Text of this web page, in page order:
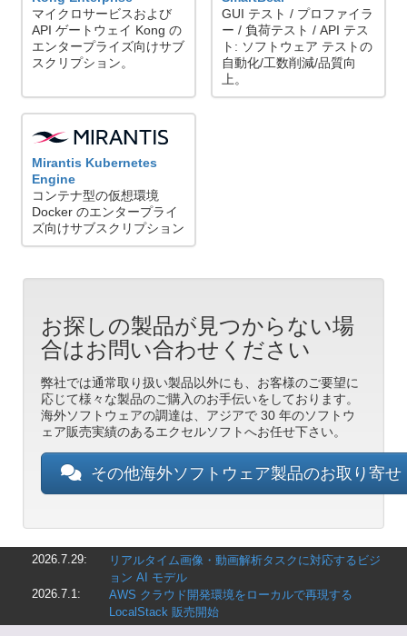
マイクロサービスおよび
API ゲートウェイ Kong の
エンタープライズ向けサブ
スクリプション。
GUI テスト / プロファイラ
ー / 負荷テスト / API テス
ト: ソフトウェア テストの
自動化/工数削減/品質向
上。
Mirantis Kubernetes
Engine
コンテナ型の仮想環境
Docker のエンタープライ
ズ向けサブスクリプション
お探しの製品が見つからない場
合はお問い合わせください
弊社では通常取り扱い製品以外にも、お客様のご要望に
応じて様々な製品のご購入のお手伝いをしております。
海外ソフトウェアの調達は、アジアで 30 年のソフトウ
ェア販売実績のあるエクセルソフトへお任せ下さい。
その他海外ソフトウェア製品のお取り寄
2026.7.29:
リアルタイム画像・動画解析タスクに対応するビジ
ョン AI モデル
2026.7.1:
AWS クラウド開発環境をローカルで再現する
LocalStack 販売開始